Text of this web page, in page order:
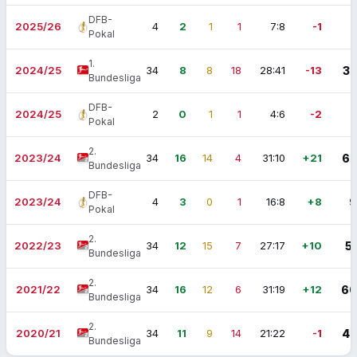
2025/26
DFB-
Pokal
4 2 1 1 7:8 -1
2024/25
1.
Bundesliga
34 8 8 18 28:41 -13 32
2024/25
DFB-
Pokal
2 0 1 1 4:6 -2
2023/24
2.
Bundesliga
34 16 14 4 31:10 +21 62
2023/24
DFB-
Pokal
4 3 0 1 16:8 +8 9
2022/23
2.
Bundesliga
34 12 15 7 27:17 +10 51
2021/22
2.
Bundesliga
34 16 12 6 31:19 +12 60
2020/21
2.
Bundesliga
34 11 9 14 21:22 -1 42